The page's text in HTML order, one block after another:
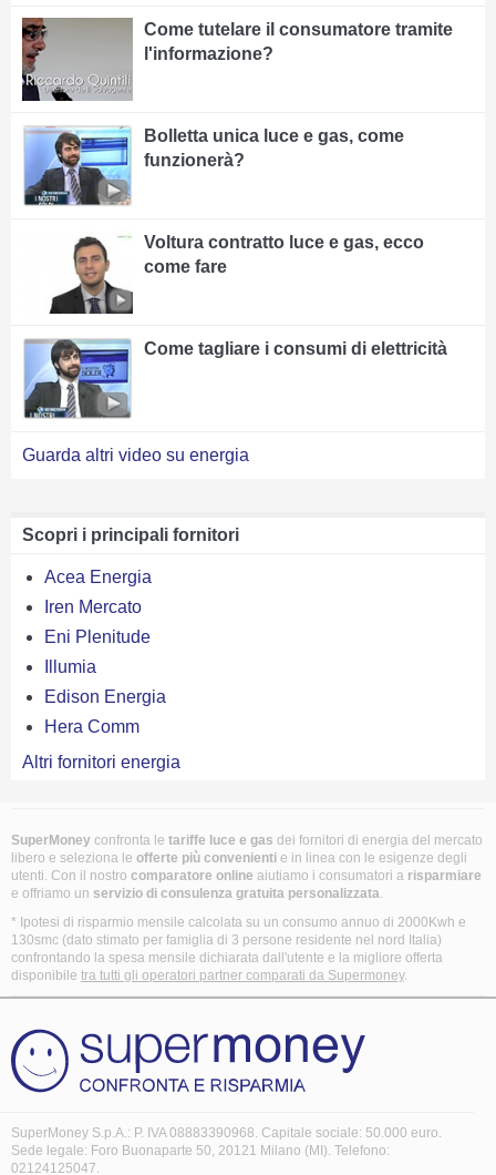
Come tutelare il consumatore tramite
l'informazione?
Bolletta unica luce e gas, come
funzionerà?
Voltura contratto luce e gas, ecco
come fare
Come tagliare i consumi di elettricità
Guarda altri video su energia
Scopri i principali fornitori
Acea Energia
Iren Mercato
Eni Plenitude
Illumia
Edison Energia
Hera Comm
Altri fornitori energia
SuperMoney confronta le tariffe luce e gas dei fornitori di energia del mercato
libero e seleziona le offerte più convenienti e in linea con le esigenze degli
utenti. Con il nostro comparatore online aiutiamo i consumatori a risparmiare
e offriamo un servizio di consulenza gratuita personalizzata.
* Ipotesi di risparmio mensile calcolata su un consumo annuo di 2000Kwh e
130smc (dato stimato per famiglia di 3 persone residente nel nord Italia)
confrontando la spesa mensile dichiarata dall'utente e la migliore offerta
disponibile tra tutti gli operatori partner comparati da Supermoney.
SuperMoney S.p.A.: P. IVA 08883390968. Capitale sociale: 50.000 euro.
Sede legale: Foro Buonaparte 50, 20121 Milano (MI). Telefono:
02124125047.